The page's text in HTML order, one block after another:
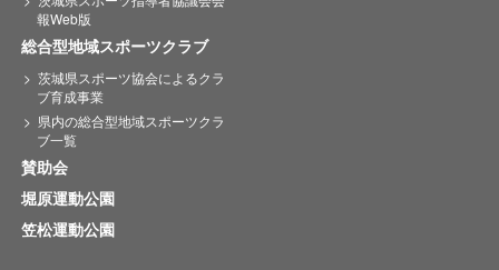
報Web版
総合型地域スポーツクラブ
茨城県スポーツ協会によるクラ
ブ育成事業
県内の総合型地域スポーツクラ
ブ一覧
賛助会
堀原運動公園
笠松運動公園